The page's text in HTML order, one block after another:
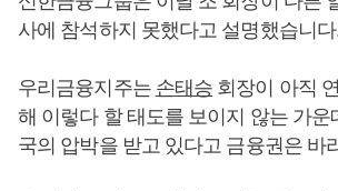
사에 참석하지 못했다고 설명했습니
우리금융지주는 손태승 회장이 아직
해 이렇다 할 태도를 보이지 않는 가운
국의 압박을 받고 있다고 금융권은 바